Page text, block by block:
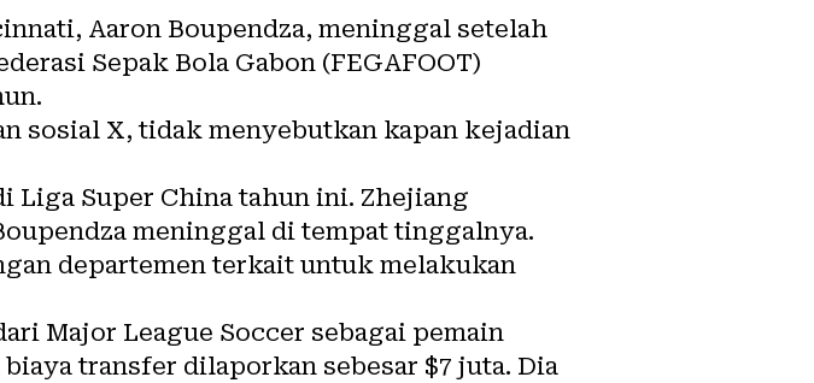
Aaron Boupendza, meninggal setelah
Sepak Bola Gabon (FEGAFOOT)
sosial X, tidak menyebutkan kapan kejadian
Liga Super China tahun ini. Zhejiang
meninggal di tempat tinggalnya.
departemen terkait untuk melakukan
Major League Soccer sebagai pemain
transfer dilaporkan sebesar $7 juta. Dia